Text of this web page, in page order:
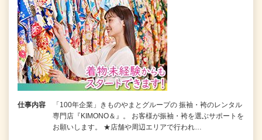
仕事内容
「100年企業」きものやまとグループの 振袖・袴のレンタル
専門店『KIMONO＆』。 お客様が振袖・袴を選ぶサポートを
お願いします。 ★店舗や周辺エリアで行われ…